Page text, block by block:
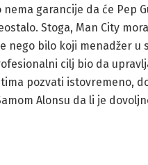
garancije da će Pep
Stoga, Man City
nego bilo koji menadžer
cilj bio da
pozvati istovremeno,
Alonsu da li je